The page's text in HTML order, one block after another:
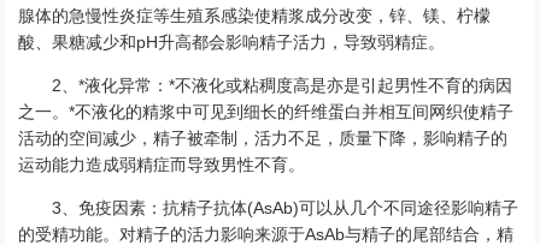
腺体的急慢性炎症等生殖系感染使精浆成分改变，锌、镁、柠檬
酸、果糖减少和pH升高都会影响精子活力，导致弱精症。
2、*液化异常：*不液化或粘稠度高是亦是引起男性不育的病因
之一。*不液化的精浆中可见到细长的纤维蛋白并相互间网织使精子
活动的空间减少，精子被牵制，活力不足，质量下降，影响精子的
运动能力造成弱精症而导致男性不育。
3、免疫因素：抗精子抗体(AsAb)可以从几个不同途径影响精子
的受精功能。对精子的活力影响来源于AsAb与精子的尾部结合，精